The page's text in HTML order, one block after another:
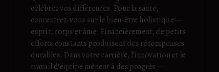
célébrez vos différences. Pour la santé,
concentrez-vous sur le bien-être holistique —
esprit, corps et âme. Financièrement, de petits
efforts constants produisent des récompenses
durables. Dans votre carrière, l’innovation et le
travail d’équipe mènent à des progrès —